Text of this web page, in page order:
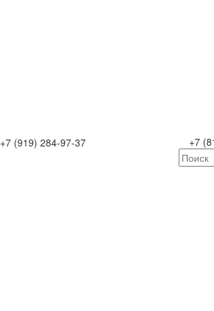
+7 (919) 284-97-37 +7